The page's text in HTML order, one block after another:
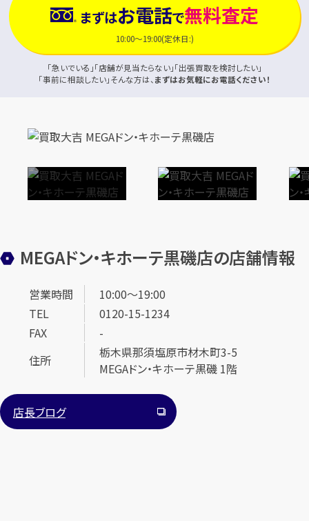
まずはお電話で無料査定
10:00～19:00(定休日:)
「急いでいる」「店舗が見当たらない」「出張買取を検討したい」
「事前に相談したい」そんな方は、 まずはお気軽にお電話ください！
MEGAドン・キホーテ黒磯店の店舗情報
営業時間
10:00～19:00
TEL
0120-15-1234
FAX
-
住所
栃木県那須塩原市材木町3-5
MEGAドン・キホーテ黒磯 1階
店長ブログ